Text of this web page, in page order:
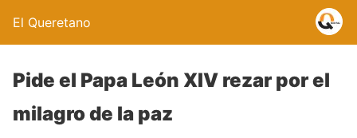
El Queretano
Pide el Papa León XIV rezar por el
milagro de la paz